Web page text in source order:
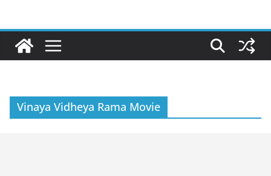
content
Vinaya Vidheya Rama Movie